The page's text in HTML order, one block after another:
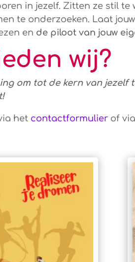
in jezelf. Zitten ze stil te
te onderzoeken. Laat jouw
en de piloot van jouw
wij?
om tot de kern van jezelf
het contactformulier of via